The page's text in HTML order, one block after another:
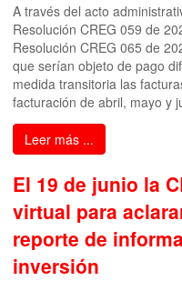
A través del acto
Resolución CREG 059 de
Resolución CREG 065 de
que serían objeto de pago
medida transitoria las
facturación de abril, mayo y
Leer más ...
El 19 de junio la
virtual para
reporte de
inversión